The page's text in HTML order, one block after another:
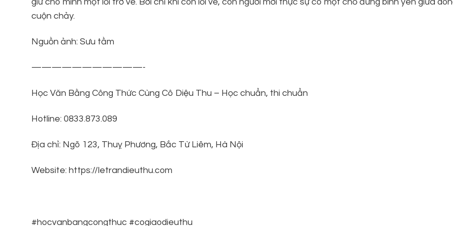
cuộn chảy.
Nguồn ảnh: Sưu tầm
———————————-
Học Văn Bằng Công Thức Cùng Cô Diệu Thu – Học chuẩn, thi chuẩn
Hotline: 0833.873.089
Địa chỉ: Ngõ 123, Thuỵ Phương, Bắc Từ Liêm, Hà Nội
Website: https://letrandieuthu.com
#hocvanbangcongthuc #cogiaodieuthu